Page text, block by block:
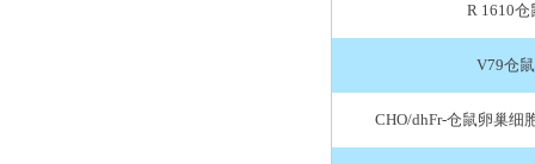
R 1610仓
V79仓
CHO/dhFr-仓鼠卵巢细